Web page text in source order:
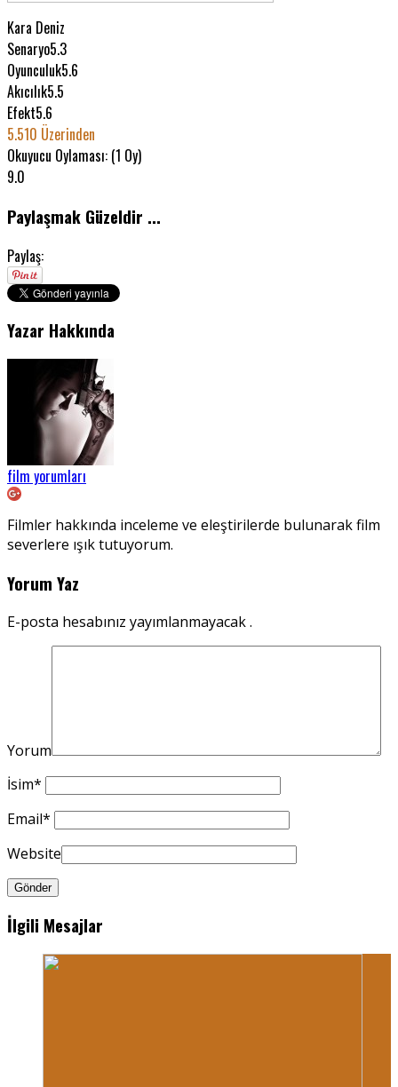
Kara Deniz
Senaryo5.3
Oyunculuk5.6
Akıcılık5.5
Efekt5.6
5.510 Üzerinden
Okuyucu Oylaması: (1 Oy)
9.0
Paylaşmak Güzeldir ...
Paylaş:
Yazar Hakkında
film yorumları
Filmler hakkında inceleme ve eleştirilerde bulunarak film
severlere ışık tutuyorum.
Yorum Yaz
E-posta hesabınız yayımlanmayacak .
Yorum
İsim*
Email*
Website
İlgili Mesajlar